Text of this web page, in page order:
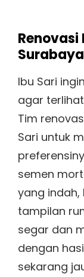
Renovasi
Ibu Sari
agar
Tim
Sari untuk
semen
yang
tampilan
segar dan
dengan
sekarang